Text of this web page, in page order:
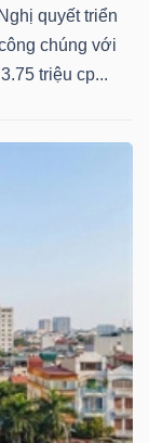
quyết triển
chúng với
triệu cp...